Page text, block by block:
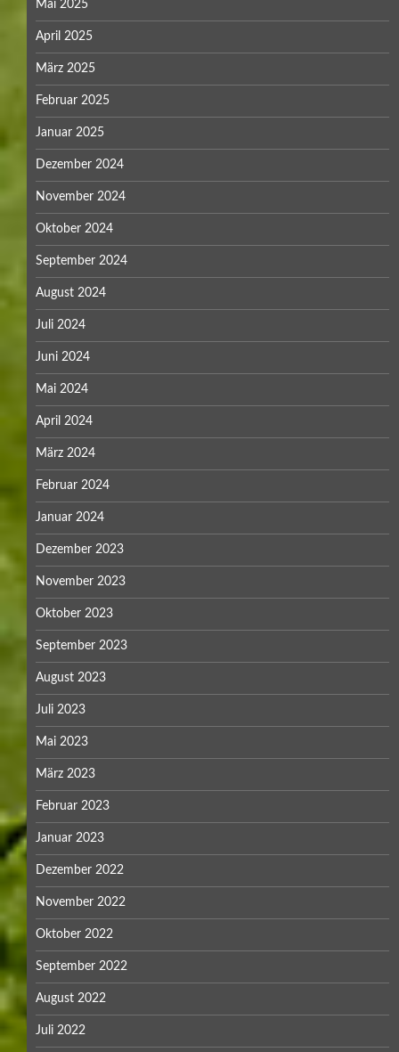
Mai 2025
April 2025
März 2025
Februar 2025
Januar 2025
Dezember 2024
November 2024
Oktober 2024
September 2024
August 2024
Juli 2024
Juni 2024
Mai 2024
April 2024
März 2024
Februar 2024
Januar 2024
Dezember 2023
November 2023
Oktober 2023
September 2023
August 2023
Juli 2023
Mai 2023
März 2023
Februar 2023
Januar 2023
Dezember 2022
November 2022
Oktober 2022
September 2022
August 2022
Juli 2022